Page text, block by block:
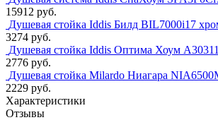
15912 руб.
Душевая стойка Iddis Билд BIL7000i17
3274 руб.
Душевая стойка Iddis Оптима Хоум
2776 руб.
Душевая стойка Milardo Ниагара
2229 руб.
Характеристики
Отзывы